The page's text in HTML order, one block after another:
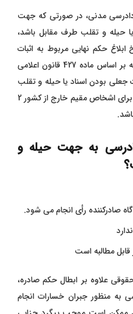
آیین دادرسی مدنی، در صورتی که جهت
حیله و تقلب طرف مقابل باشد،
ابلاغ حکم نهایی مربوط به اثبات
جعل یا حیله و تقلب می ‌باشد. که بر اساس ماده 427 قانون اعلامی
بودن اسناد یا حیله و تقلب
برای اشخاص مقیم ایران 20 روز و برای اشخاص مقیم خارج از کشور 2
به جهت حیله و
صادرکننده رأی انجام می‌ شود.
مطالبه است
علاوه بر ابطال حکم صادره،
به منظور جبران خسارات انجام